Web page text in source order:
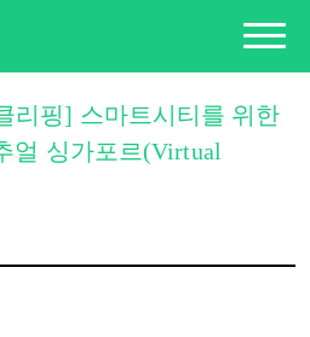
리핑] 스마트시티를 위한
얼 싱가포르(Virtual